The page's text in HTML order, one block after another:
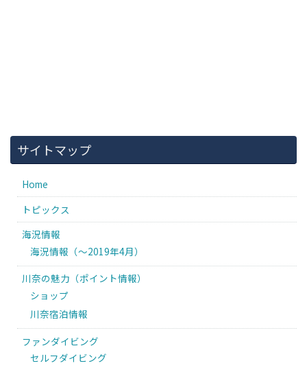
サイトマップ
Home
トピックス
海況情報
海況情報（〜2019年4月）
川奈の魅力（ポイント情報）
ショップ
川奈宿泊情報
ファンダイビング
セルフダイビング